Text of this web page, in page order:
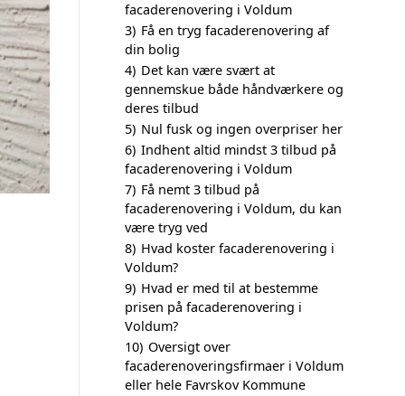
facaderenovering i Voldum
3) Få en tryg facaderenovering af
din bolig
4) Det kan være svært at
gennemskue både håndværkere og
deres tilbud
5) Nul fusk og ingen overpriser her
6) Indhent altid mindst 3 tilbud på
facaderenovering i Voldum
7) Få nemt 3 tilbud på
facaderenovering i Voldum, du kan
være tryg ved
8) Hvad koster facaderenovering i
Voldum?
9) Hvad er med til at bestemme
prisen på facaderenovering i
Voldum?
10) Oversigt over
facaderenoveringsfirmaer i Voldum
eller hele Favrskov Kommune